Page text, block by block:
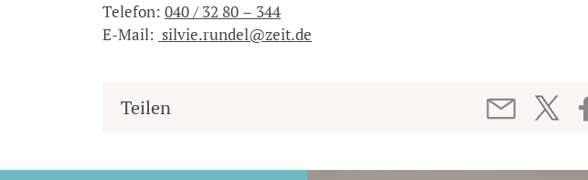
Telefon: 040 / 32 80 – 344
E-Mail: silvie.rundel@zeit.de
Teilen